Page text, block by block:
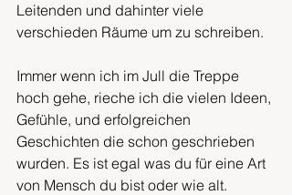
Leitenden und dahinter viele
verschieden Räume um zu schreiben.
Immer wenn ich im Jull die Treppe
hoch gehe, rieche ich die vielen Ideen,
Gefühle, und erfolgreichen
Geschichten die schon geschrieben
wurden. Es ist egal was du für eine Art
von Mensch du bist oder wie alt.